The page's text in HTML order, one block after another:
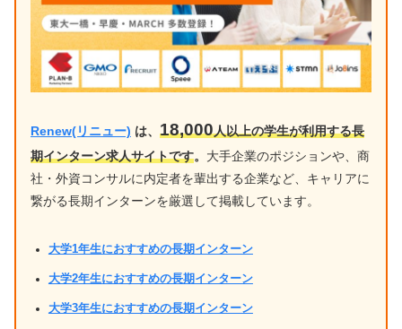
Renew(リニュー) は、 18,000人以上の学生が利用する長
期インターン求人サイトです。 大手企業のポジションや、商
社・外資コンサルに内定者を輩出する企業など、キャリアに
繋がる長期インターンを厳選して掲載しています。
大学1年生におすすめの長期インターン
大学2年生におすすめの長期インターン
大学3年生におすすめの長期インターン